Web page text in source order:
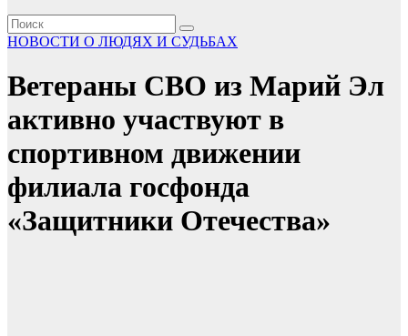
НОВОСТИ О ЛЮДЯХ И СУДЬБАХ
Ветераны СВО из Марий Эл
активно участвуют в
спортивном движении
филиала госфонда
«Защитники Отечества»